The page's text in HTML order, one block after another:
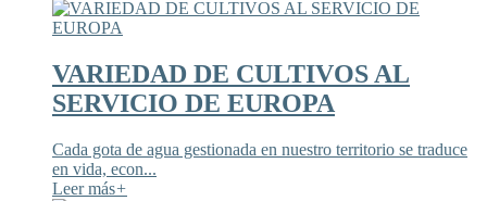
VARIEDAD DE CULTIVOS AL
SERVICIO DE EUROPA
Cada gota de agua gestionada en nuestro territorio se traduce
en vida, econ...
Leer más+